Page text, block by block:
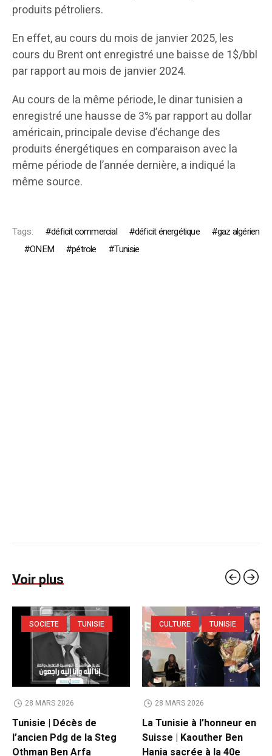
produits pétroliers.
En effet, au cours du mois de janvier 2025, les
cours du Brent ont enregistré une baisse de 1$/bbl
par rapport au mois de janvier 2024.
Au cours de la même période, le dinar tunisien a
enregistré une hausse de 3% par rapport au dollar
américain, principale devise d’échange des
produits énergétiques en comparaison avec la
même période de l’année dernière, a indiqué la
même source.
Tags: déficit commercial déficit énergétique
gaz algérien
ONEM
pétrole Tunisie
Voir plus
SOCIETE TUNISIE
28 MARS 2026
Tunisie | Décès de
l’ancien Pdg de la Steg
Othman Ben Arfa
CULTURE TUNISIE
28 MARS 2026
La Tunisie à l’honneur en
Suisse | Kaouther Ben
Hania sacrée à la 40e